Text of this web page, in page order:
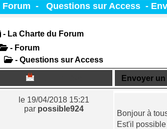
Forum - Questions sur Access -
- La Charte du Forum
- Forum
- Questions sur Access
Envoyer
le 19/04/2018 15:21
par possible924
Bonjour à
Est'il